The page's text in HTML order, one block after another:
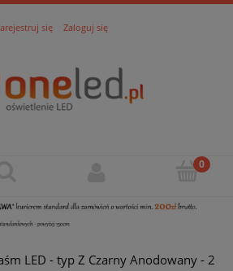
się Zaloguj się
LED - typ Z Czarny Anodowany - 2